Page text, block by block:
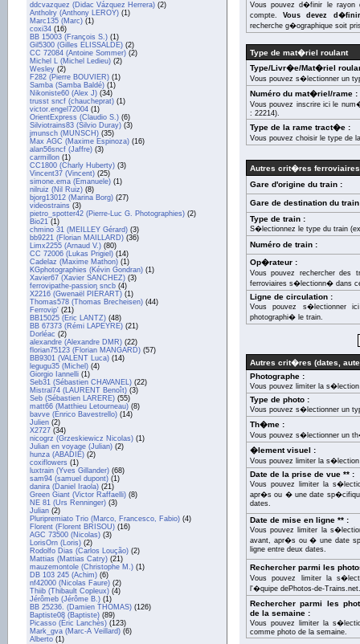
ddcvazquez (Didac Vázquez Herrera) (2)
Antholry (Anthony LEROY) (1)
Marc135 (Marc) (1)
coxi34 (16)
BB 15003 (François S.) (1)
Gil5300 (Gilles ELISSALDE) (2)
CC 72084 (Antoine Sommer) (2)
Michel L (Michel Ledieu) (2)
Wesley (2)
F282 (Pierre BOUVIER) (1)
Samba (Samba Baldé) (1)
Nikoniste60 (Alex J) (34)
trusst sncf (chaucheprat) (1)
victor.engel72004 (1)
OrientExpress (Claudio S.) (6)
Silviotrains83 (Silvio Duray) (3)
jmunsch (MUNSCH) (35)
Max AGC (Maxime Espinoza) (16)
alan56sncf (Jaffre) (3)
carmillon (1)
CC1800 (Charly Huberty) (3)
Vincent37 (Vincent) (25)
simone.ema (Emanuele) (1)
nilruiz (Nil Ruiz) (8)
bjorg13012 (Marina Borg) (27)
videostrains (3)
pietro_spotter42 (Pierre-Luc G. Photographies) (2)
Bio21 (1)
chmino 31 (MEILLEY Gérard) (3)
bb9221 (Florian MAILLARD) (36)
Limx2255 (Arnaud V.) (80)
CC 72006 (Lukas Prigiel) (14)
Cadelaz (Maxime Mathon) (1)
KGphotographies (Kévin Gondran) (1)
Xavier67 (Xavier SANCHEZ) (3)
ferrovipathe-passion sncb (4)
X2216 (Gwenaël PIÉRART) (1)
Thomas578 (Thomas Brecheisen) (44)
Ferrovip' (21)
BB15025 (Eric LANTZ) (48)
BB 67373 (Rémi LAPEYRE) (21)
Dorléac (2)
alexandre (Alexandre DMR) (22)
florian75123 (Florian MANGARD) (57)
BB9301 (VALENT Luca) (14)
legugu35 (Michel) (4)
Giorgio Iannelli (1)
Seb31 (Sébastien CHAVANEL) (22)
Mistral74 (LAURENT Benoît) (3)
Seb (Sébastien LARERE) (55)
matt66 (Matthieu Letourneau) (8)
bavve (Enrico Bavestrello) (14)
Julien (2)
X2727 (34)
nicogrz (Grzeskiewicz Nicolas) (1)
Julian en voyage (Julian) (2)
hunza (ABADIE) (2)
coxiflowers (1)
luxtrain (Yves Gillander) (68)
sam94 (samuel dupont) (1)
danira (Daniel Iraola) (21)
Green Giant (Victor Raffaelli) (8)
NE 81 (Urs Renninger) (3)
Julian (2)
Pluripremiato Trio (Marco, Francesco, Fabio) (4)
Florent (Florent BRISOU) (16)
AGC 73500 (Nicolas) (3)
LorisOrn (Loris) (2)
Rodolfo Dias (Carlos Loução) (2)
Mattias (Mattias Catry) (21)
mauzemontole (Christophe M.) (1)
DB 103 245 (Achim) (6)
nf42000 (Nicolas Faure) (2)
Thiib (Thibault Copleux) (4)
Jérômeb (Jérôme B.) (1)
BB 25236. (Damien THOMAS) (126)
Baptiste08 (Baptiste) (89)
Picasso (Éric Lanchès) (123)
Mark_gva (Marc-A Veillard) (6)
Alberto (1)
Vous pouvez d�finir le
compte.Vous devez
recherche g�ographique soit
Type de mat�riel roulant
Type/Livr�e/Mat�riel
Vous pouvez s�lectionner un
Numéro du mat�riel/rame :
Vous pouvez inscrire ici le
: 22214).
Type de la rame tract�e :
Vous pouvez choisir le type de
Autres crit�res ferroviaires
Gare d'origine du train :
Gare de destination du
Type de train :
S�lectionnez le type du train
Numéro de train :
Op�rateur :
Vous pouvez rechercher des
ferroviaires s�lectionn� dans
Ligne de circulation :
Vous pouvez
photographi� le train.
Autres crit�res (dates,
Photographe :
Vous pouvez limiter la
Type de photo :
Vous pouvez s�lectionner un
Th�me :
Vous pouvez s�lectionner un
�lement visuel :
Vous pouvez limiter la
Date de la prise de vue ** :
Vous pouvez limiter la
apr�s ou � une date
dates.
Date de mise en ligne ** :
Vous pouvez limiter la
avant, apr�s ou � une date
ligne entre deux dates.
Rechercher parmi les
Vous pouvez limiter la
l'�quipe dePhotos-de-Trains.net.
Rechercher parmi les
de la semaine :
Vous pouvez limiter la
comme photo de la semaine.